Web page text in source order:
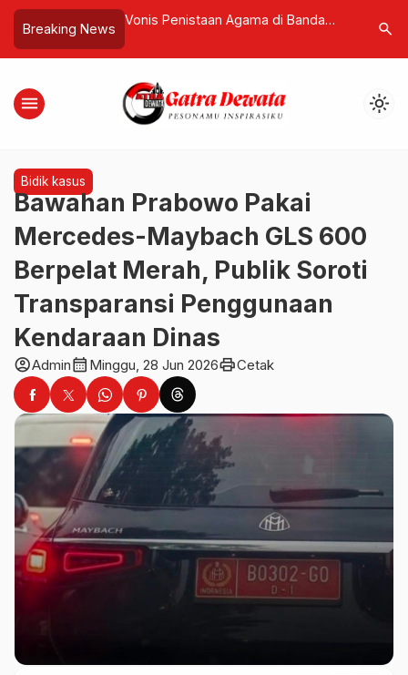
Breaking News
Vonis Penistaan Agama di Banda
Aceh! Dedi Saputra Divonis 2 Tahun
Penjara, Hakim Pertimbangkan
Pengakuan Bersalah
Koridor Mangrove
Tebang Pilih Awasi Tata
search
menu light_mode
Bidik kasus
Bawahan Prabowo Pakai
Mercedes-Maybach GLS 600
Berpelat Merah, Publik Soroti
Transparansi Penggunaan
Kendaraan Dinas
account_circleAdmincalendar_month Minggu, 28 Jun 2026printCetak